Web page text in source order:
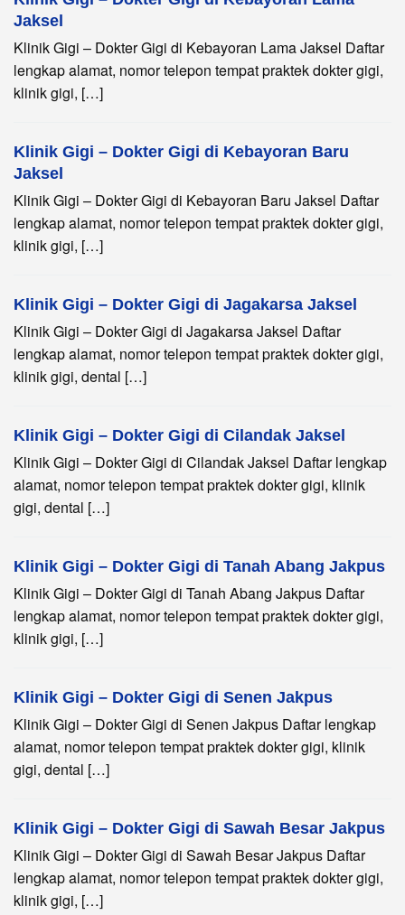
Jaksel
Klinik Gigi – Dokter Gigi di Kebayoran Lama Jaksel Daftar
lengkap alamat, nomor telepon tempat praktek dokter gigi,
klinik gigi, […]
Klinik Gigi – Dokter Gigi di Kebayoran Baru
Jaksel
Klinik Gigi – Dokter Gigi di Kebayoran Baru Jaksel Daftar
lengkap alamat, nomor telepon tempat praktek dokter gigi,
klinik gigi, […]
Klinik Gigi – Dokter Gigi di Jagakarsa Jaksel
Klinik Gigi – Dokter Gigi di Jagakarsa Jaksel Daftar
lengkap alamat, nomor telepon tempat praktek dokter gigi,
klinik gigi, dental […]
Klinik Gigi – Dokter Gigi di Cilandak Jaksel
Klinik Gigi – Dokter Gigi di Cilandak Jaksel Daftar lengkap
alamat, nomor telepon tempat praktek dokter gigi, klinik
gigi, dental […]
Klinik Gigi – Dokter Gigi di Tanah Abang Jakpus
Klinik Gigi – Dokter Gigi di Tanah Abang Jakpus Daftar
lengkap alamat, nomor telepon tempat praktek dokter gigi,
klinik gigi, […]
Klinik Gigi – Dokter Gigi di Senen Jakpus
Klinik Gigi – Dokter Gigi di Senen Jakpus Daftar lengkap
alamat, nomor telepon tempat praktek dokter gigi, klinik
gigi, dental […]
Klinik Gigi – Dokter Gigi di Sawah Besar Jakpus
Klinik Gigi – Dokter Gigi di Sawah Besar Jakpus Daftar
lengkap alamat, nomor telepon tempat praktek dokter gigi,
klinik gigi, […]